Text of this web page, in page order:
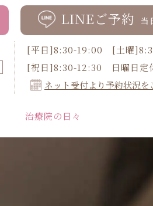
LINEご予約 当
[平日]8:30-19:00 [土曜
[祝日]8:30-12:30 日曜日定
ネット受付より予約状況を
治療院の日々